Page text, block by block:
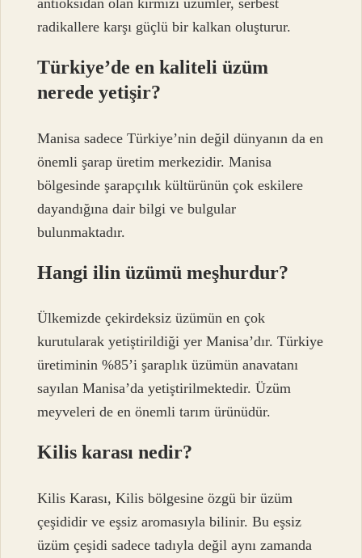
antioksidan olan kırmızı üzümler, serbest
radikallere karşı güçlü bir kalkan oluşturur.
Türkiye’de en kaliteli üzüm
nerede yetişir?
Manisa sadece Türkiye’nin değil dünyanın da en
önemli şarap üretim merkezidir. Manisa
bölgesinde şarapçılık kültürünün çok eskilere
dayandığına dair bilgi ve bulgular
bulunmaktadır.
Hangi ilin üzümü meşhurdur?
Ülkemizde çekirdeksiz üzümün en çok
kurutularak yetiştirildiği yer Manisa’dır. Türkiye
üretiminin %85’i şaraplık üzümün anavatanı
sayılan Manisa’da yetiştirilmektedir. Üzüm
meyveleri de en önemli tarım ürünüdür.
Kilis karası nedir?
Kilis Karası, Kilis bölgesine özgü bir üzüm
çeşididir ve eşsiz aromasıyla bilinir. Bu eşsiz
üzüm çeşidi sadece tadıyla değil aynı zamanda